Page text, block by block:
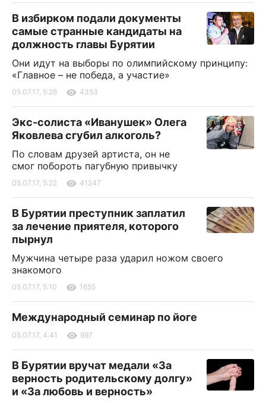
В избирком подали документы
самые странные кандидаты на
должность главы Бурятии
Они идут на выборы по олимпийскому принципу:
«Главное – не победа, а участие»
05.07.17, 5:26 4353
Экс-солиста «Иванушек» Олега
Яковлева сгубил алкоголь?
По словам друзей артиста, он не
смог побороть пагубную привычку
05.07.17, 5:22 41247
В Бурятии преступник заплатил
за лечение приятеля, которого
пырнул
Мужчина четыре раза ударил ножом своего
знакомого
05.07.17, 5:10 1655
Международный семинар по йоге
05.07.17, 4:41 997
В Бурятии вручат медали «За
верность родительскому долгу»
и «За любовь и верность»